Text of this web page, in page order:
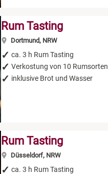
Rum Tasting
Dortmund, NRW
ca. 3 h Rum Tasting
Verkostung von 10 Rumsorten
inklusive Brot und Wasser
Rum Tasting
Düsseldorf, NRW
ca. 3 h Rum Tasting